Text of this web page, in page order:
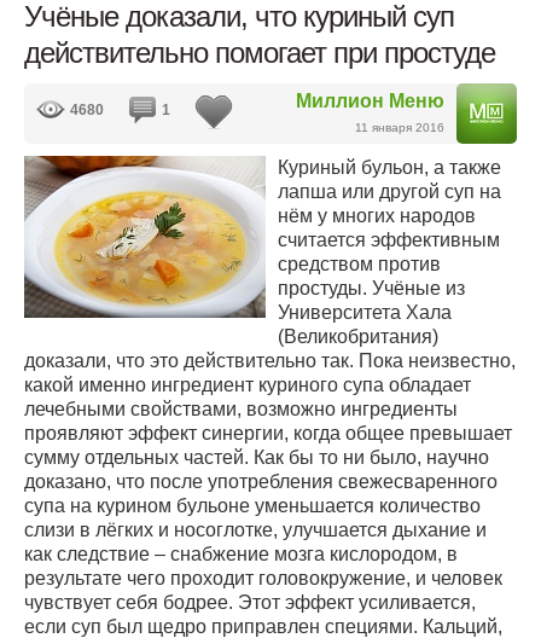
Учёные доказали, что куриный суп
действительно помогает при простуде
Миллион Меню
11 января 2016
4680 1
Куриный бульон, а также
лапша или другой суп на
нём у многих народов
считается эффективным
средством против
простуды. Учёные из
Университета Хала
(Великобритания)
доказали, что это действительно так. Пока неизвестно,
какой именно ингредиент куриного супа обладает
лечебными свойствами, возможно ингредиенты
проявляют эффект синергии, когда общее превышает
сумму отдельных частей. Как бы то ни было, научно
доказано, что после употребления свежесваренного
супа на курином бульоне уменьшается количество
слизи в лёгких и носоглотке, улучшается дыхание и
как следствие – снабжение мозга кислородом, в
результате чего проходит головокружение, и человек
чувствует себя бодрее. Этот эффект усиливается,
если суп был щедро приправлен специями. Кальций,